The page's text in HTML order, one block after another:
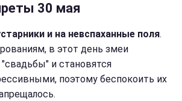
30 мая
и на невспаханные поля.
в этот день змеи
и становятся
поэтому беспокоить их